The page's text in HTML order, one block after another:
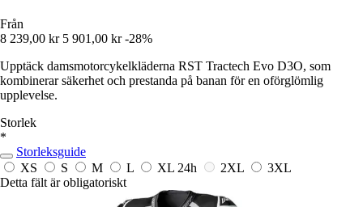
Från
8 239,00 kr 5 901,00 kr -28%
Upptäck damsmotorcykelkläderna RST Tractech Evo D3O, som
kombinerar säkerhet och prestanda på banan för en oförglömlig
upplevelse.
Storlek
*
Storleksguide
XS
S M L XL 24h 2XL
3XL
Detta fält är obligatoriskt